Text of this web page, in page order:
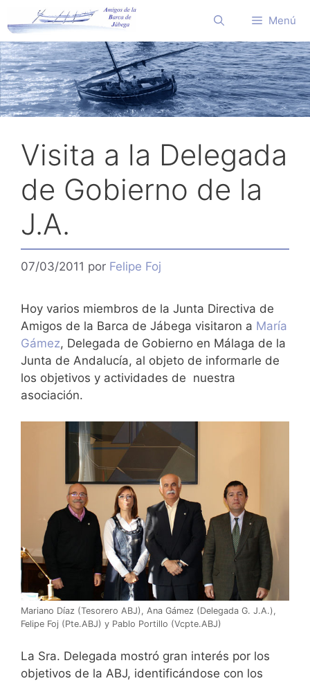
al
contenido
Menú
Visita a la Delegada
de Gobierno de la
J.A.
07/03/2011 por Felipe Foj
Hoy varios miembros de la Junta Directiva de
Amigos de la Barca de Jábega visitaron a María
Gámez, Delegada de Gobierno en Málaga de la
Junta de Andalucía, al objeto de informarle de
los objetivos y actividades de nuestra
asociación.
Mariano Díaz (Tesorero ABJ), Ana Gámez (Delegada G. J.A.),
Felipe Foj (Pte.ABJ) y Pablo Portillo (Vcpte.ABJ)
La Sra. Delegada mostró gran interés por los
objetivos de la ABJ, identificándose con los